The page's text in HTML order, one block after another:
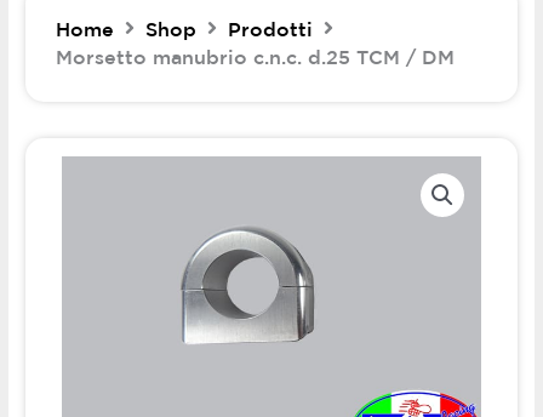
Home Shop
Prodotti
Morsetto manubrio c.n.c. d.25 TCM / DM